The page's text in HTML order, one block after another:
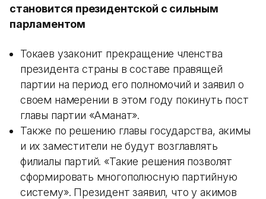
становится президентской с сильным
парламентом
Токаев узаконит прекращение членства
президента страны в составе правящей
партии на период его полномочий и заявил о
своем намерении в этом году покинуть пост
главы партии «Аманат».
Также по решению главы государства, акимы
и их заместители не будут возглавлять
филиалы партий. «Такие решения позволят
сформировать многополюсную партийную
систему». Президент заявил, что у акимов